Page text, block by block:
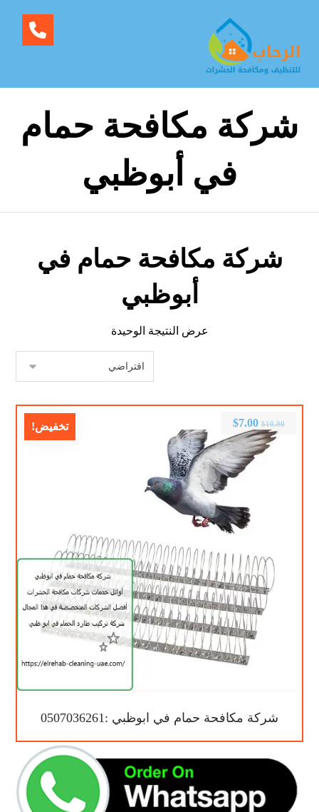
شركة مكافحة حمام
في أبوظبي
شركة مكافحة حمام في
أبوظبي
عرض النتيجة الوحيدة
تخفيض!
شركة مكافحة حمام في ابوظبي :0507036261
$10.00
$7.00